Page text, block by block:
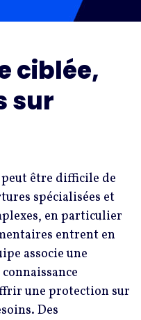
ciblée,
sur
peut être difficile de
spécialisées et
en particulier
entrent en
associe une
une protection sur
Des